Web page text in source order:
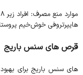
هایپرتروفی خوش‌خیم
قرص ‌های سنس باریج
های سنس باریج برای